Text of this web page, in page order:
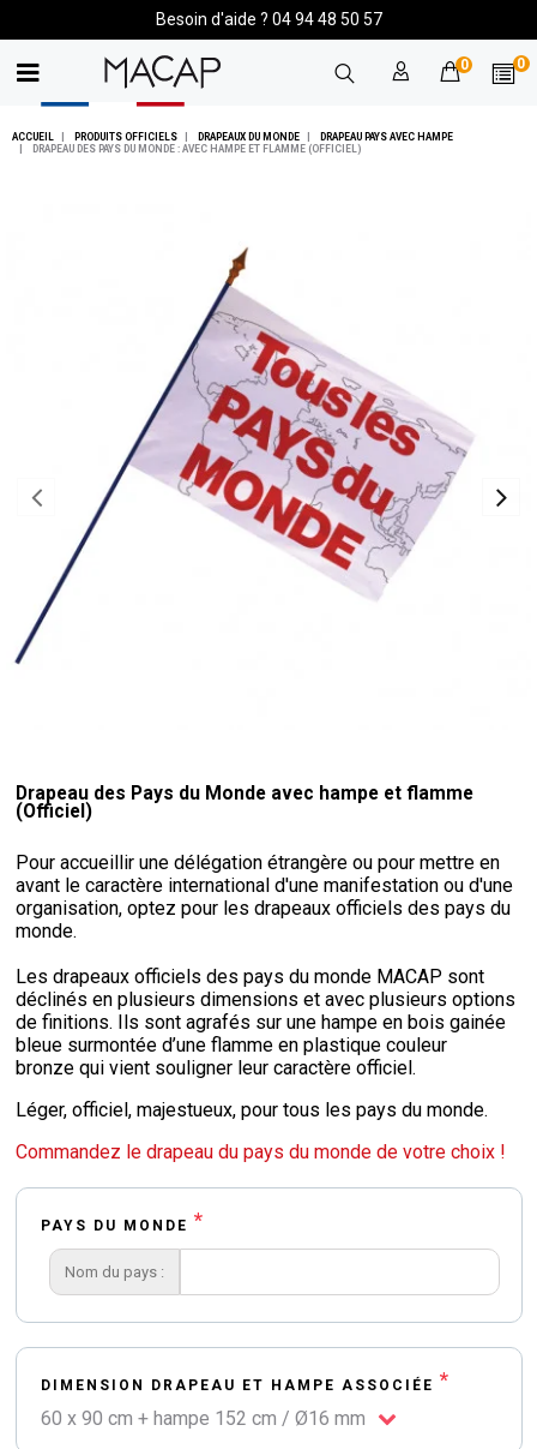
Besoin d'aide ? 04 94 48 50 57
0 0
ACCUEIL PRODUITS OFFICIELS DRAPEAUX DU MONDE
DRAPEAU PAYS AVEC HAMPE
DRAPEAU DES PAYS DU MONDE : AVEC HAMPE ET FLAMME (OFFICIEL)
Drapeau des Pays du Monde avec hampe et flamme
(Officiel)
Pour accueillir une délégation étrangère ou pour mettre en
avant le caractère international d'une manifestation ou d'une
organisation, optez pour les drapeaux officiels des pays du
monde.
Les drapeaux officiels des pays du monde MACAP sont
déclinés en plusieurs dimensions et avec plusieurs options
de finitions. Ils sont agrafés sur une hampe en bois gainée
bleue surmontée d’une flamme en plastique couleur
bronze qui vient souligner leur caractère officiel.
Léger, officiel, majestueux, pour tous les pays du monde.
Commandez le drapeau du pays du monde de votre choix !
PAYS DU MONDE *
Nom du pays :
DIMENSION DRAPEAU ET HAMPE ASSOCIÉE *
60 x 90 cm + hampe 152 cm / Ø16 mm